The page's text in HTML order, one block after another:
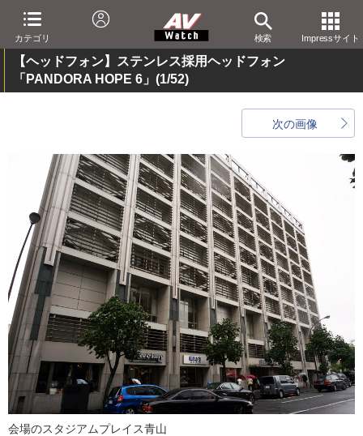
カテゴリ 検索 Impressサイト
【ヘッドフォン】ステンレス採用ヘッドフォン
「PANDORA HOPE 6」 (1/52)
次の画像
会場のスタジアムプレイス青山